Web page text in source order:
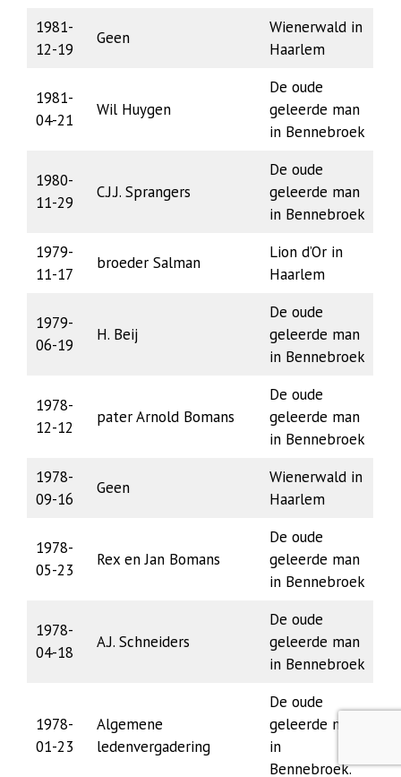
1981-
12-19
Geen
Wienerwald in
Haarlem
1981-
04-21
Wil Huygen
De oude
geleerde man
in Bennebroek
1980-
11-29
C.J.J. Sprangers
De oude
geleerde man
in Bennebroek
1979-
11-17
broeder Salman
Lion d’Or in
Haarlem
1979-
06-19
H. Beij
De oude
geleerde man
in Bennebroek
1978-
12-12
pater Arnold Bomans
De oude
geleerde man
in Bennebroek
1978-
09-16
Geen
Wienerwald in
Haarlem
1978-
05-23
Rex en Jan Bomans
De oude
geleerde man
in Bennebroek
1978-
04-18
A.J. Schneiders
De oude
geleerde man
in Bennebroek
1978-
01-23
Algemene
ledenvergadering
De oude
geleerde man
in
Bennebroek.